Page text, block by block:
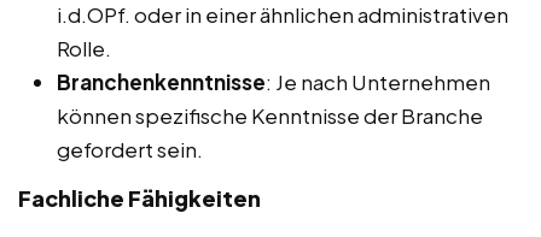
i.d.OPf. oder in einer ähnlichen administrativen
Rolle.
Branchenkenntnisse: Je nach Unternehmen
können spezifische Kenntnisse der Branche
gefordert sein.
Fachliche Fähigkeiten